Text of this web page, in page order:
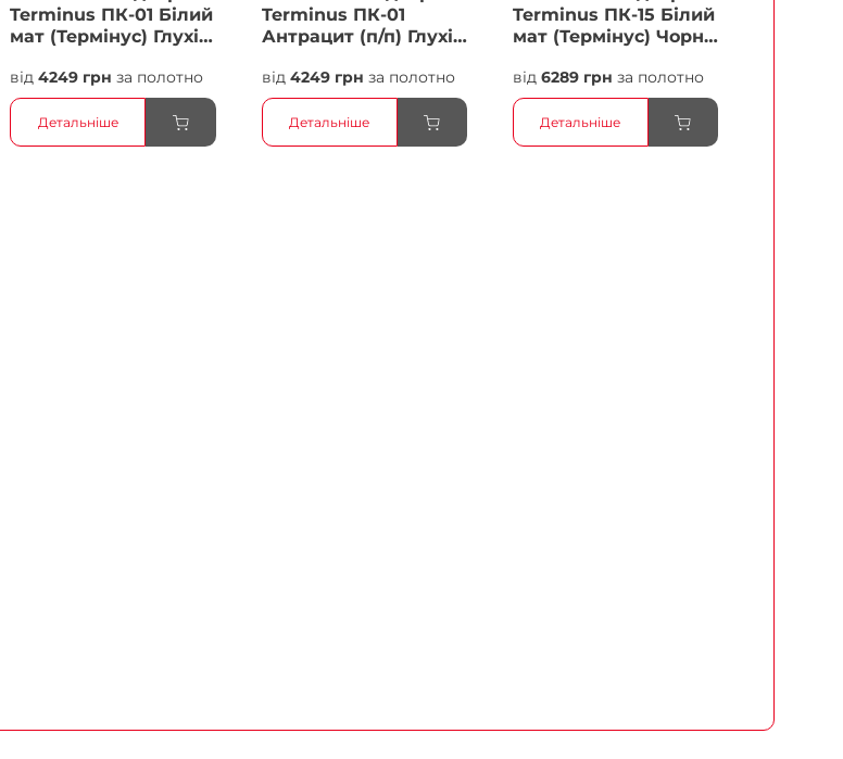
Terminus ПК-01 Білий
мат (Термінус) Глухі
від4249 грн за полотно
Детальніше
Terminus ПК-01
Антрацит (п/п) Глухі
від 4249 грн за полотно
Детальніше
Terminus ПК-15 Білий
мат (Термінус) Чорне
від 6289 грн за полотно
Детальніше